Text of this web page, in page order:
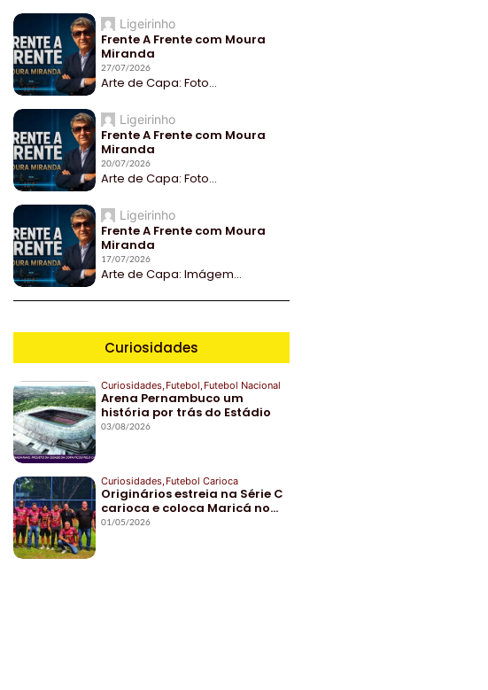
Ligeirinho
Frente A Frente com Moura
Miranda
27/07/2026
Arte de Capa: Foto...
Ligeirinho
Frente A Frente com Moura
Miranda
20/07/2026
Arte de Capa: Foto...
Ligeirinho
Frente A Frente com Moura
Miranda
17/07/2026
Arte de Capa: Imágem...
Curiosidades
Curiosidades Futebol Futebol Nacional
Arena Pernambuco um
história por trás do Estádio
03/08/2026
Curiosidades Futebol Carioca
Originários estreia na Série C
carioca e coloca Maricá no…
01/05/2026